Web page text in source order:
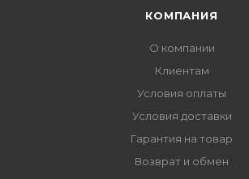
КОМПАНИЯ
О компании
Клиентам
Условия оплаты
Условия доставки
Гарантия на товар
Возврат и обмен